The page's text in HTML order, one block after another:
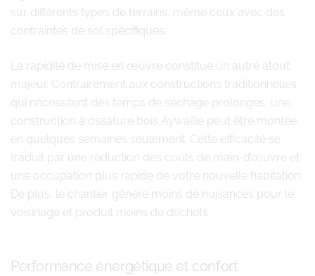
sur différents types de terrains, même ceux avec des
contraintes de sol spécifiques.
La rapidité de mise en œuvre constitue un autre atout
majeur. Contrairement aux constructions traditionnelles
qui nécessitent des temps de séchage prolongés, une
construction à ossature bois Aywaille peut être montée
en quelques semaines seulement. Cette efficacité se
traduit par une réduction des coûts de main-d’œuvre et
une occupation plus rapide de votre nouvelle habitation.
De plus, le chantier génère moins de nuisances pour le
voisinage et produit moins de déchets.
Performance énergétique et confort